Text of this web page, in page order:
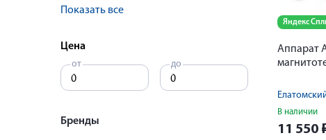
Показать все
Цена
от до
Бренды
Яндекс
Аппарат
В наличии
11 550